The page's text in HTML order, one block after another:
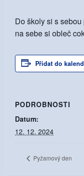
Do školy si s
na sebe si obleč
Přidat do
PODROBNOSTI
Datum:
12. 12. 2024
Pyžamový den